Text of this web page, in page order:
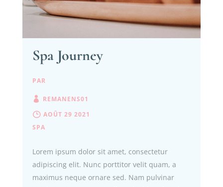
Spa Journey
PAR
REMANENS01
AOÛT 29 2021
SPA
Lorem ipsum dolor sit amet, consectetur
adipiscing elit. Nunc porttitor velit quam, a
maximus neque ornare sed. Nam pulvinar